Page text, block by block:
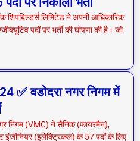
लिमिटेड ने अपनी आधिकारिक
पदों पर भर्ती की घोषणा की है। जो
✅ वडोदरा नगर निगम में
निगम (VMC) ने सैनिक (फायरमैन),
(इलेक्ट्रिकल) के 57 पदों के लिए